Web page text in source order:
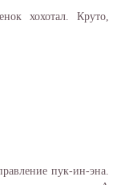
хохотал. Круто,
пук-ин-эна.